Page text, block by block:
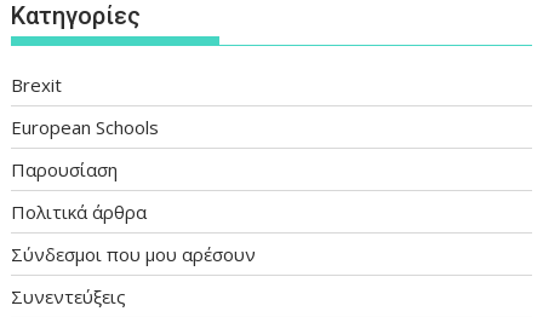
Kατηγορίες
Brexit
European Schools
Παρουσίαση
Πολιτικά άρθρα
Σύνδεσμοι που μου αρέσουν
Συνεντεύξεις